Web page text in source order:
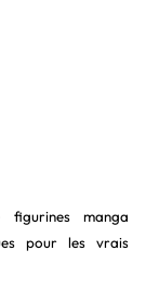
figurines manga
pour les vrais